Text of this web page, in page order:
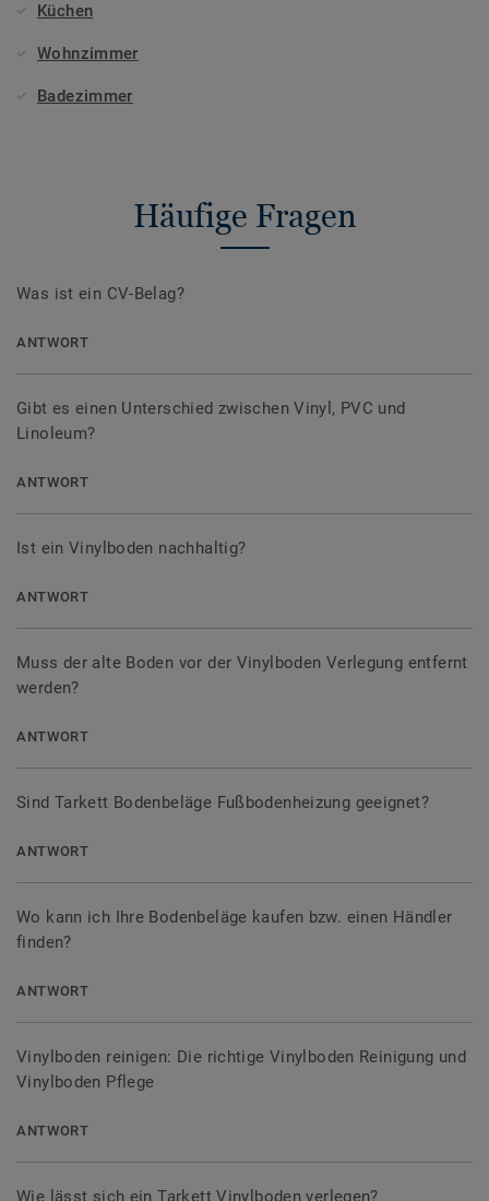
Küchen
Wohnzimmer
Badezimmer
Häufige Fragen
Was ist ein CV-Belag?
ANTWORT
Gibt es einen Unterschied zwischen Vinyl, PVC und
Linoleum?
ANTWORT
Ist ein Vinylboden nachhaltig?
ANTWORT
Muss der alte Boden vor der Vinylboden Verlegung entfernt
werden?
ANTWORT
Sind Tarkett Bodenbeläge Fußbodenheizung geeignet?
ANTWORT
Wo kann ich Ihre Bodenbeläge kaufen bzw. einen Händler
finden?
ANTWORT
Vinylboden reinigen: Die richtige Vinylboden Reinigung und
Vinylboden Pflege
ANTWORT
Wie lässt sich ein Tarkett Vinylboden verlegen?